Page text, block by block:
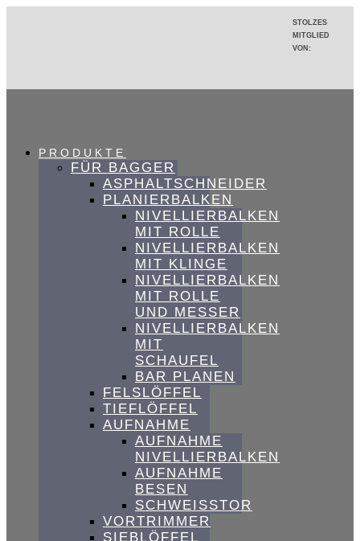
STOLZES
MITGLIED
VON:
PRODUKTE
FÜR BAGGER
ASPHALTSCHNEIDER
PLANIERBALKEN
NIVELLIERBALKEN
MIT ROLLE
NIVELLIERBALKEN
MIT KLINGE
NIVELLIERBALKEN
MIT ROLLE
UND MESSER
NIVELLIERBALKEN
MIT
SCHAUFEL
BAR PLANEN
FELSLÖFFEL
TIEFLÖFFEL
AUFNAHME
AUFNAHME
NIVELLIERBALKEN
AUFNAHME
BESEN
SCHWEISSTOR
VORTRIMMER
SIEBLÖFFEL